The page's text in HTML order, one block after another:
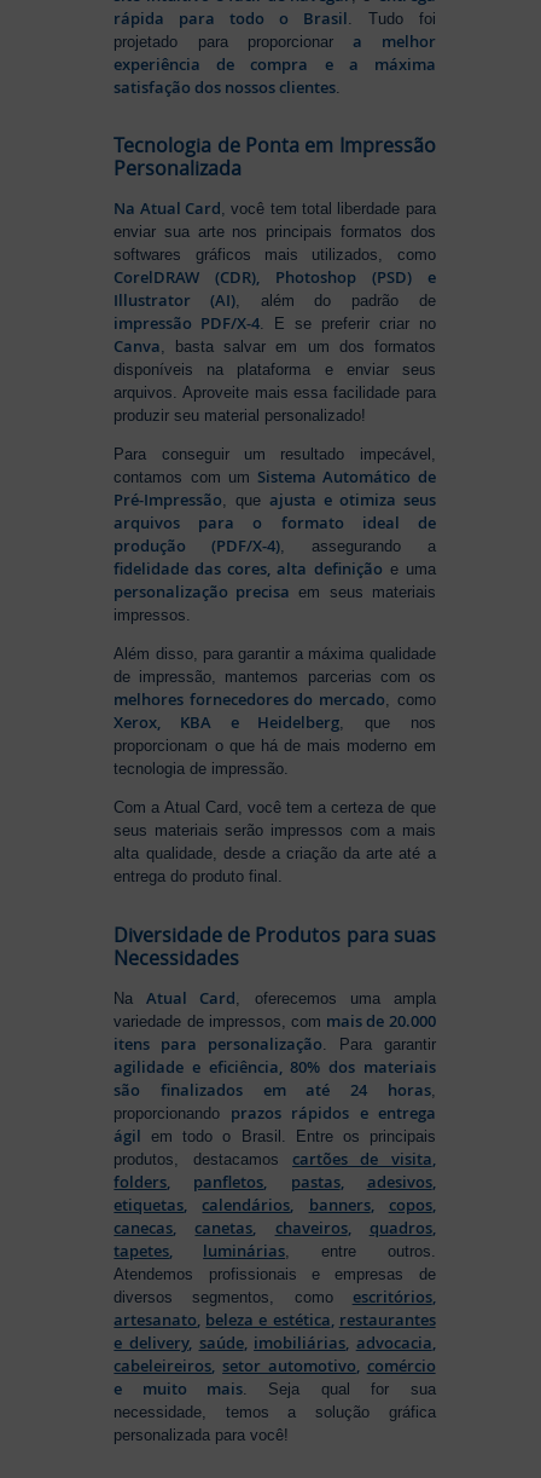
rápida para todo o Brasil . Tudo foi
projetado para proporcionara melhor
experiência de compra e a máxima
satisfação dos nossos clientes
Tecnologia de Ponta em Impressão
Personalizada
Na Atual Card, você tem total liberdade para
enviar sua arte nos principais formatos dos
softwares gráficos mais utilizados, como
CorelDRAW (CDR), Photoshop (PSD) e
Illustrator (AI), além do padrão de
impressão PDF/X-4. E se preferir criar no
Canva, basta salvar em um dos formatos
disponíveis na plataforma e enviar seus
arquivos. Aproveite mais essa facilidade para
produzir seu material personalizado!
Para conseguir um resultado impecável,
contamos com um Sistema Automático de
Pré-Impressão, queajusta e otimiza seus
arquivos para o formato ideal de
produção (PDF/X-4), assegurando a
fidelidade das cores, alta definição e uma
personalização precisa em seus materiais
impressos.
Além disso, para garantir a máxima qualidade
de impressão, mantemos parcerias com os
melhores fornecedores do mercado, como
Xerox, KBA e Heidelberg, que nos
proporcionam o que há de mais moderno em
tecnologia de impressão.
Com a Atual Card, você tem a certeza de que
seus materiais serão impressos com a mais
alta qualidade, desde a criação da arte até a
entrega do produto final.
Diversidade de Produtos para suas
Necessidades
NaAtual Card , oferecemos uma ampla
variedade de impressos, com mais de 20.000
itens para personalização . Para garantir
agilidade e eficiência, 80% dos materiais
são finalizados em até 24 horas,
proporcionando prazos rápidos e entrega
ágil em todo o Brasil. Entre os principais
produtos, destacamos cartões de visita,
folders, panfletos, pastas, adesivos,
etiquetas,calendários, banners, copos,
canecas,canetas, chaveiros, quadros,
tapetes, luminárias , entre outros.
Atendemos profissionais e empresas de
diversos segmentos, como escritórios,
artesanato, beleza e estética, restaurantes
e delivery, saúde, imobiliárias, advocacia,
cabeleireiros, setor automotivo, comércio
e muito mais . Seja qual for sua
necessidade, temos a solução gráfica
personalizada para você!